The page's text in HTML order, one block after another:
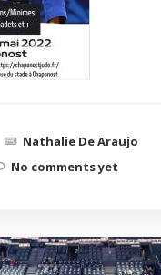
Nathalie De Araujo
No comments yet